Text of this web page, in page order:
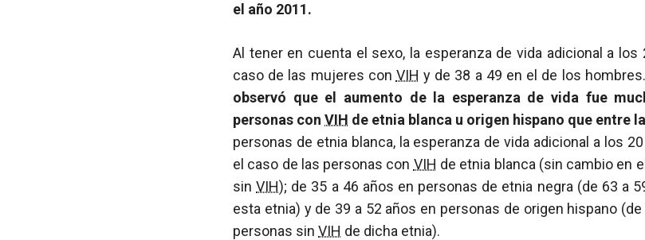
el año 2011.
Al tener en cuenta el sexo, la esperanza de vida adicional a los
caso de las mujeres con VIH y de 38 a 49 en el de los
observó que el aumento de la esperanza de vida fue
personas con VIH de etnia blanca u origen hispano que entre
personas de etnia blanca, la esperanza de vida adicional a los
el caso de las personas con VIH de etnia blanca (sin cambio en
sinVIH); de 35 a 46 años en personas de etnia negra (de 63 a
esta etnia) y de 39 a 52 años en personas de origen hispano
personas sin VIH de dicha etnia).